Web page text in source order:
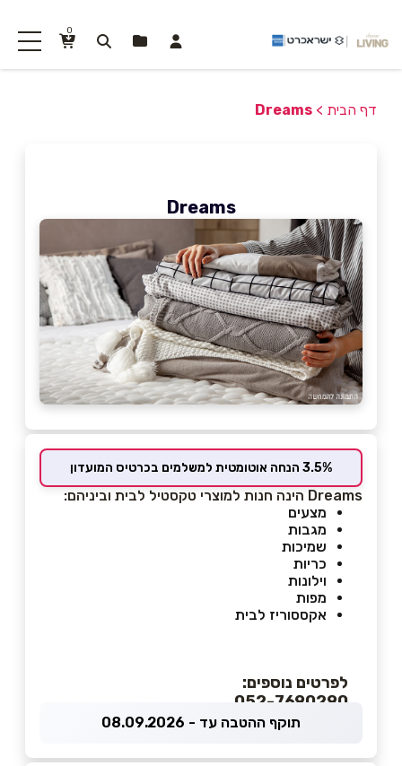
0
דף הבית >
Dreams
Dreams
3.5% הנחה אוטומטית למשלמים בכרטיס המועדון
Dreams הינה חנות ל
מוצרי טקסטיל לבית וביניהם:
מצעים
מגבות
שמיכות
כריות
וילונות
מפות
אקססוריז לבית
לפרטים נוספים:
תוקף ההטבה עד - 08.09.2026